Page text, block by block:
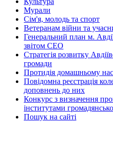
Мурали
Сім'я, молодь та спорт
Ветеранам війни та
Генеральний план м.
звітом СЕО
Стратегія розвитку
громади
Протидія домашньому
Повідомна реєстрація
доповнень до них
Конкурс з визначення
інститутами
Пошук на сайті